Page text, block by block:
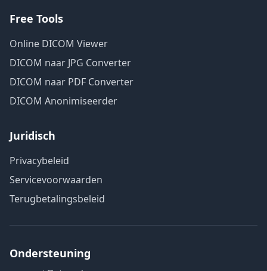
Free Tools
Online DICOM Viewer
DICOM naar JPG Converter
DICOM naar PDF Converter
DICOM Anonimiseerder
Juridisch
Privacybeleid
Servicevoorwaarden
Terugbetalingsbeleid
Ondersteuning